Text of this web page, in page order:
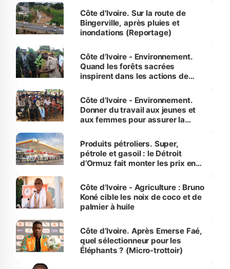
(Alassane Ouattara
Côte d'Ivoire. Sur la route de
Bingerville, après pluies et
inondations (Reportage)
Côte d’Ivoire - Environnement.
Quand les forêts sacrées
inspirent dans les actions de
Côte d’Ivoire - Environnement.
Donner du travail aux jeunes et
aux femmes pour assurer la
menacées
Produits pétroliers. Super,
pétrole et gasoil : le Détroit
d’Ormuz fait monter les prix en
Côte d’Ivoire - Agriculture : Bruno
Koné cible les noix de coco et de
palmier à huile
Côte d’Ivoire. Après Emerse Faé,
quel sélectionneur pour les
Éléphants ? (Micro-trottoir)